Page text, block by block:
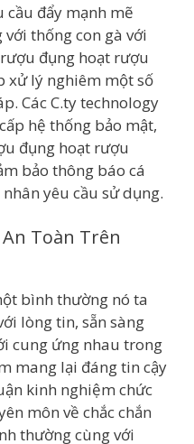
cầu đẩy mạnh mẽ
thống con gà với
đụng hoạt rượu
xử lý nghiêm một số
Các C.ty technology
hệ thống bảo mật,
đụng hoạt rượu
bảo thông báo cá
yêu cầu sử dụng.
Toàn Trên
bình thường nó ta
lòng tin, sẵn sàng
cung ứng nhau trong
mang lại đáng tin cậy
kinh nghiệm chức
môn về chắc chắn
thường cùng với